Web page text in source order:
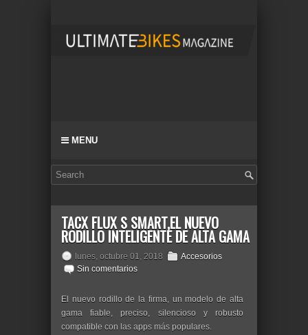
MENU
TACX FLUX S SMART,EL NUEVO
RODILLO INTELIGENTE DE ALTA GAMA
lunes, octubre 01, 2018
Accesorios
Sin comentarios
El nuevo rodillo de la firma, un modelo de alta
gama fiable, preciso, silencioso y robusto
compatible con las apps más populares.